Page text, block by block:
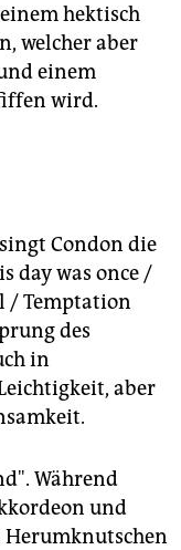
hektisch
welcher aber
einem
wird.
Condon die
day was once /
/ Temptation
des
in
aber
Während
und